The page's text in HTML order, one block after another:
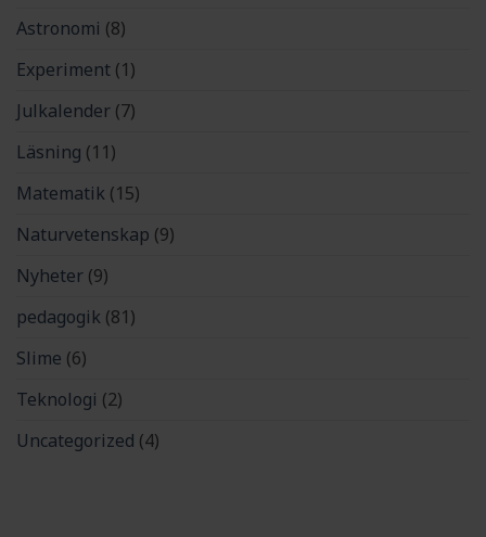
Astronomi (8)
Experiment (1)
Julkalender (7)
Läsning (11)
Matematik (15)
Naturvetenskap (9)
Nyheter (9)
pedagogik (81)
Slime (6)
Teknologi (2)
Uncategorized (4)